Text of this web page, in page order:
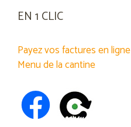
EN 1 CLIC
Payez vos factures en ligne
Menu de la cantine